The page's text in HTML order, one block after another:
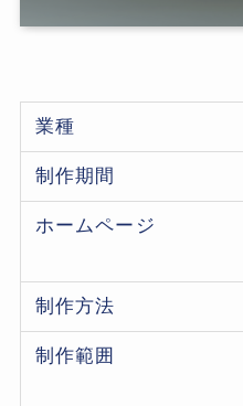
業種
制作期間
ホームページ
制作方法
制作範囲